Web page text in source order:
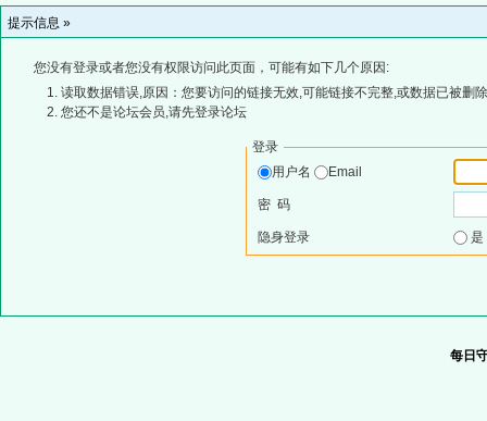
提示信息 »
您没有登录或者您没有权限访问此页面，可能有如下几个原因:
读取数据错误,原因：您要访问的链接无效,可能链接不完整,或数据已被删
您还不是论坛会员,请先登录论坛
登录
用户名
Email
密 码
隐身登录
每日